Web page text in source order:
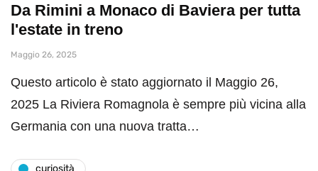
Da Rimini a Monaco di Baviera per tutta
l'estate in treno
Maggio 26, 2025
Questo articolo è stato aggiornato il Maggio 26,
2025 La Riviera Romagnola è sempre più vicina alla
Germania con una nuova tratta…
curiosità